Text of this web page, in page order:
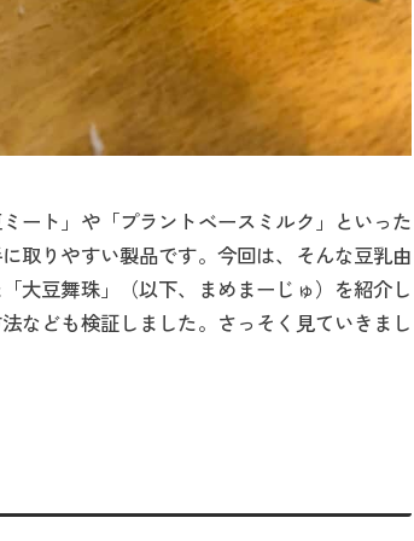
ート」や「プラントベースミルク」といった
取りやすい製品です。今回は、そんな豆乳由
大豆舞珠」（以下、まめまーじゅ）を紹介し
なども検証しました。さっそく見ていきまし